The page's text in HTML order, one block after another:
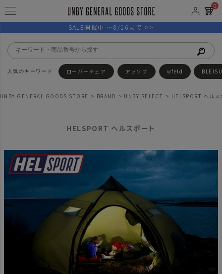
0
SALE開催中 ～8/16まで >>
ローバーチェア アッソブ wfeld
UNBY GENERAL GOODS STORE BRAND UNBY SELECT HELSPORT ヘル
HELSPORT ヘルスポート